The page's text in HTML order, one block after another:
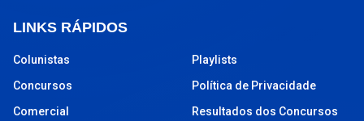
LINKS RÁPIDOS
Colunistas
Concursos
Comercial
Playlists
Política de Privacidade
Resultados dos Concursos